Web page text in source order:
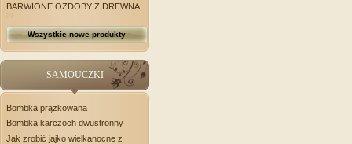
BARWIONE OZDOBY Z DREWNA
Wszystkie nowe produkty
SAMOUCZKI
Bombka prążkowana
Bombka karczoch dwustronny
Jak zrobić jajko wielkanocne z